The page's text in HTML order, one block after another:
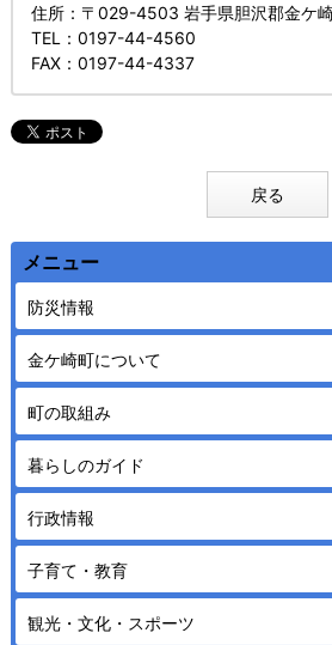
住所：〒029-4503 岩手県胆沢郡金ケ
TEL
：0197-44-4560
FAX：0197-44-4337
戻る
メニュー
防災情報
金ケ崎町について
町の取組み
暮らしのガイド
行政情報
子育て・教育
観光・文化・スポーツ